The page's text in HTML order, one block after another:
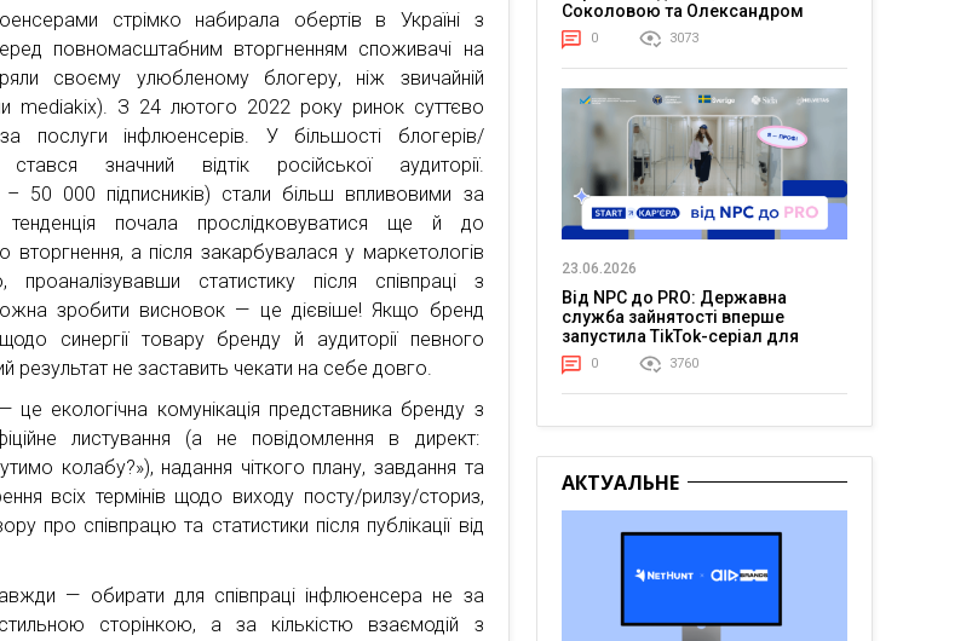
стрімко набирала обертів в Україні з
повномасштабним вторгненням споживачі на
своєму улюбленому блогеру, ніж звичайній
mediakix). З 24 лютого 2022 року ринок суттєво
послуги інфлюенсерів. У більшості блогерів/
стався значний відтік російської аудиторії.
50 000 підписників) стали більш впливовими за
тенденція почала прослідковуватися ще й до
а після закарбувалася у маркетологів
проаналізувавши статистику після співпраці з
зробити висновок — це дієвіше! Якщо бренд
синергії товару бренду й аудиторії певного
результат не заставить чекати на себе довго.
це екологічна комунікація представника бренду з
листування (а не повідомлення в директ:
колабу?»), надання чіткого плану, завдання та
всіх термінів щодо виходу посту/рилзу/сториз,
про співпрацю та статистики після публікації від
— обирати для співпраці інфлюенсера не за
сторінкою, а за кількістю взаємодій з
Соколовою та Олександром
Тереном про життя в постійній
напрузі
0 3073
23.06.2026
Від NPC до PRO: Державна
служба зайнятості вперше
запустила TikTok-серіал для
молоді
0 3760
АКТУАЛЬНЕ